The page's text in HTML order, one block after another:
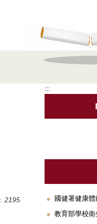
2195
:::
國健署健康
教育部學校衛